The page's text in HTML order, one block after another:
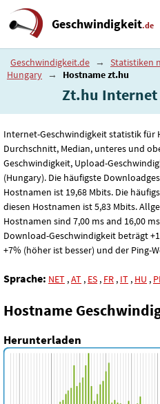
Geschwindigkeit.de
Geschwindigkeit.de → Statistiken
Hungary → Hostname zt.hu
Zt.hu Internet
Internet-Geschwindigkeit statistik für
Durchschnitt, Median, unteres und
Geschwindigkeit, Upload-
(Hungary). Die häufigste
Hostnamen ist 19,68 Mbits. Die
diesen Hostnamen ist 5,83 Mbits.
Hostnamen sind 7,00 ms and 16,00
Download-Geschwindigkeit beträgt
+7% (höher ist besser) und der Ping-
Sprache: NET ,AT , ES , FR , IT , HU ,
Hostname
Herunterladen